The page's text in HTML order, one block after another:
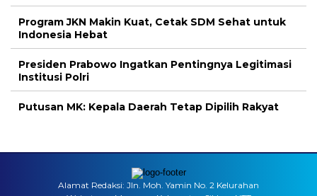
Program JKN Makin Kuat, Cetak SDM Sehat untuk
Indonesia Hebat
Presiden Prabowo Ingatkan Pentingnya Legitimasi
Institusi Polri
Putusan MK: Kepala Daerah Tetap Dipilih Rakyat
Alamat Redaksi: Jln. Moh. Yamin No. 2 Kelurahan